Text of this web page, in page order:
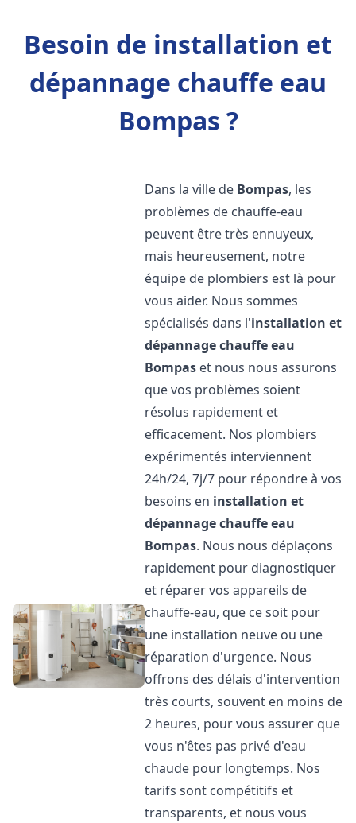
Besoin de installation et
dépannage chauffe eau
Bompas ?
Dans la ville de Bompas, les
problèmes de chauffe-eau
peuvent être très ennuyeux,
mais heureusement, notre
équipe de plombiers est là pour
vous aider. Nous sommes
spécialisés dans l'installation et
dépannage chauffe eau
Bompas et nous nous assurons
que vos problèmes soient
résolus rapidement et
efficacement. Nos plombiers
expérimentés interviennent
24h/24, 7j/7 pour répondre à vos
besoins en installation et
dépannage chauffe eau
Bompas. Nous nous déplaçons
rapidement pour diagnostiquer
et réparer vos appareils de
chauffe-eau, que ce soit pour
une installation neuve ou une
réparation d'urgence. Nous
offrons des délais d'intervention
très courts, souvent en moins de
2 heures, pour vous assurer que
vous n'êtes pas privé d'eau
chaude pour longtemps. Nos
tarifs sont compétitifs et
transparents, et nous vous